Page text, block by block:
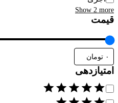
Show 2 more
قیمت
امتیازدهی
امتیاز